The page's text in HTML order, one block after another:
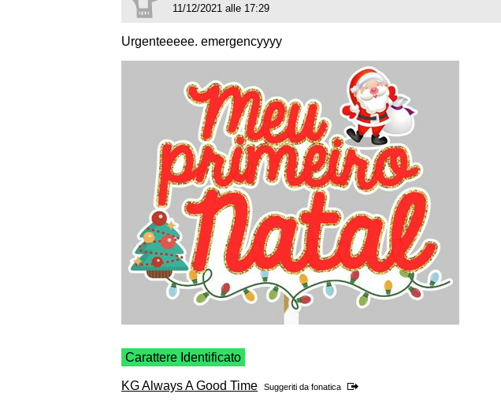
11/12/2021 alle 17:29
Urgenteeeee. emergencyyyy
Carattere Identificato
KG Always A Good Time Suggeriti da fonatica